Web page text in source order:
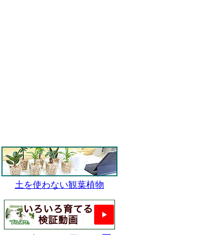
土を使わない観葉植物